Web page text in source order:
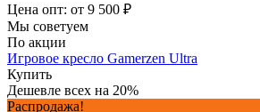
Цена опт: от 9 500 ₽
Мы советуем
По акции
Игровое кресло Gamerzen Ultra
Купить
Дешевле всех на 20%
Распродажа!